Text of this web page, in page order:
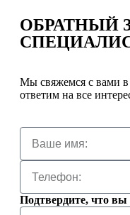
ОБРАТНЫЙ
Мы свяжемся с вами в
ответим на все
Подтвердите, что вы